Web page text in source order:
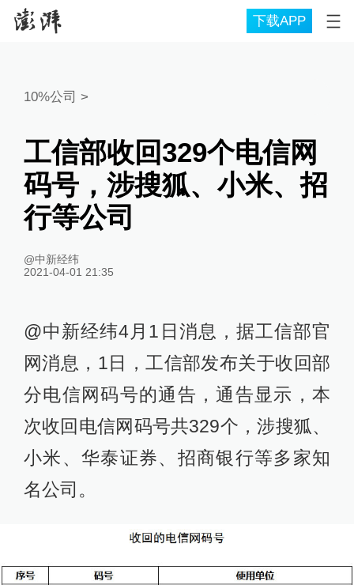
下载APP
10%公司 >
工信部收回329个电信网
码号，涉搜狐、小米、招
行等公司
@中新经纬
2021-04-01 21:35
@中新经纬4月1日消息，据工信部官
网消息，1日，工信部发布关于收回部
分电信网码号的通告，通告显示，本
次收回电信网码号共329个，涉搜狐、
小米、华泰证券、招商银行等多家知
名公司。